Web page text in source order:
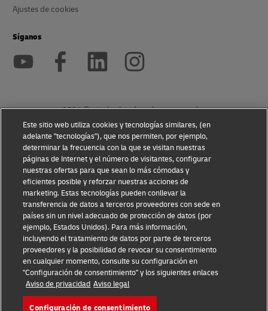
Ajustes de cookies
Síganos
2026 © - todos los derechos reservados
Este sitio web utiliza cookies y tecnologías similares, (en
adelante "tecnologías"), que nos permiten, por ejemplo,
determinar la frecuencia con la que se visitan nuestras
páginas de Internet y el número de visitantes, configurar
nuestras ofertas para que sean lo más cómodas y
eficientes posible y reforzar nuestras acciones de
marketing. Estas tecnologías pueden conllevar la
transferencia de datos a terceros proveedores con sede en
países sin un nivel adecuado de protección de datos (por
ejemplo, Estados Unidos). Para más información,
incluyendo el tratamiento de datos por parte de terceros
proveedores y la posibilidad de revocar su consentimiento
en cualquier momento, consulte su configuración en
"Configuración de consentimiento" y los siguientes enlaces
Aviso de privacidad Aviso legal
Configuración de consentimiento